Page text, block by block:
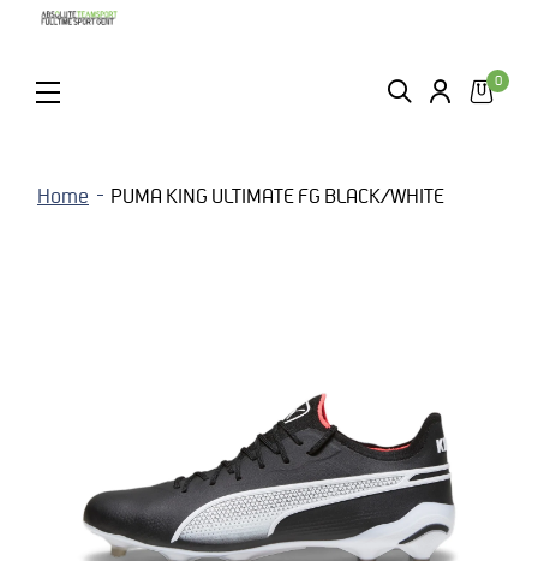
ZOEKEN LOGIN
0
Home PUMA KING ULTIMATE FG BLACK/WHITE